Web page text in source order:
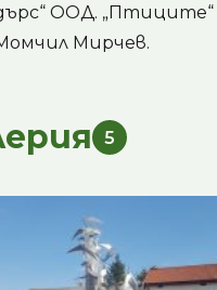
ООД. „Птиците“
Мирчев.
5